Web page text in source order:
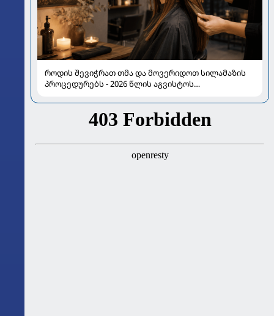
როდის შევიჭრათ თმა და მოვერიდოთ სილამაზის
პროცედურებს - 2026 წლის აგვისტოს